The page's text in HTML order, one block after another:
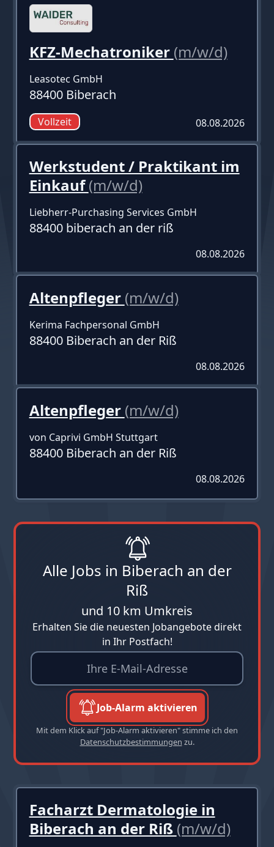
KFZ-Mechatroniker (m/w/d)
Leasotec GmbH
88400 Biberach
Vollzeit 08.08.2026
Werkstudent / Praktikant im
Einkauf(m/w/d)
Liebherr-Purchasing Services GmbH
88400 biberach an der riß
08.08.2026
Altenpfleger (m/w/d)
Kerima Fachpersonal GmbH
88400 Biberach an der Riß
08.08.2026
Altenpfleger (m/w/d)
von Caprivi GmbH Stuttgart
88400 Biberach an der Riß
08.08.2026
Alle Jobs in Biberach an der
Riß
und 10 km Umkreis
Erhalten Sie die neuesten Jobangebote direkt
in Ihr Postfach!
Job-Alarm aktivieren
Mit dem Klick auf "Job-Alarm aktivieren" stimme ich den
Datenschutzbestimmungen zu.
Facharzt Dermatologie in
Biberach an der Riß (m/w/d)